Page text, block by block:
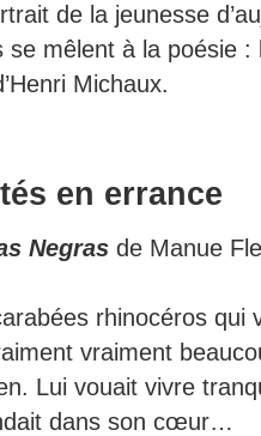
de la jeunesse
se mêlent à la poésie
Michaux.
en errance
Negras de Manue
rhinocéros qui
vraiment
Lui vouait vivre
dans son cœur…